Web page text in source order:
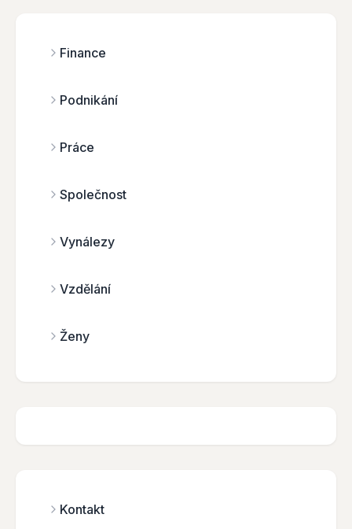
Finance
Podnikání
Práce
Společnost
Vynálezy
Vzdělání
Ženy
Kontakt